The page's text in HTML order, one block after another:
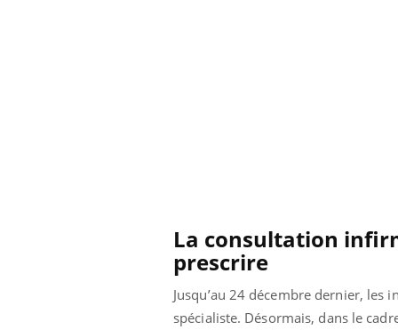
La consultation
prescrire
Jusqu’au 24 décembre dernier,
spécialiste. Désormais, dans le